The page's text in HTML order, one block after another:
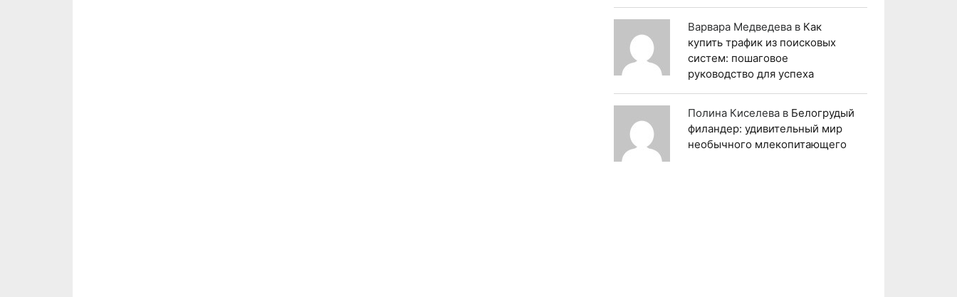
Варвара Медведева в Как
купить трафик из поисковых
систем: пошаговое
руководство для успеха
Полина Киселева в Белогрудый
филандер: удивительный мир
необычного млекопитающего